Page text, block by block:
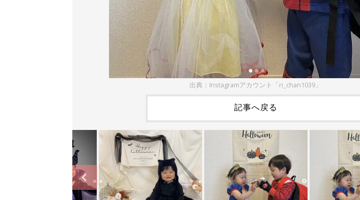
出典：Instagramアカウント「ri_chan1039」
記事へ戻る